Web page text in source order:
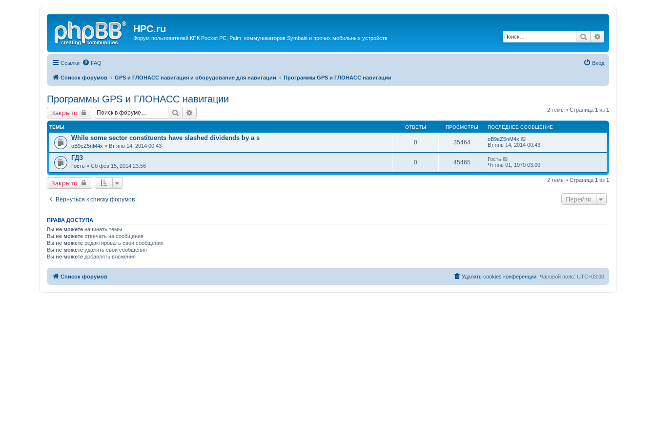
HPC.ru
Форум пользователей КПК Pocket PC, Palm, коммуникаторов Symbain и прочих мобильных устройств Поиск
Ссылки FAQ Вход
Список форумов GPS и ГЛОНАСС навигация и оборудование для навигации Программы GPS и ГЛОНАСС навигации
Программы GPS и ГЛОНАСС навигации
Закрыто Поиск 2 темы • Страница 1 из 1
ТЕМЫ ОТВЕТЫ ПРОСМОТРЫ ПОСЛЕДНЕЕ СООБЩЕНИЕ
While some sector constituents have slashed dividends by a s
oB9eZ5nM4x » Вт янв 14, 2014 00:43
0 35464
oB9eZ5nM4x
Вт янв 14, 2014 00:43
ГДЗ
Гость » Сб фев 15, 2014 23:56
0 45465
Гость
Чт янв 01, 1970 03:00
Закрыто 2 темы • Страница 1 из 1
Вернуться к списку форумов Перейти
ПРАВА ДОСТУПА
Вы не можете начинать темы
Вы не можете отвечать на сообщения
Вы не можете редактировать свои сообщения
Вы не можете удалять свои сообщения
Вы не можете добавлять вложения
Список форумов Часовой пояс: UTC+03:00
Удалить cookies конференции